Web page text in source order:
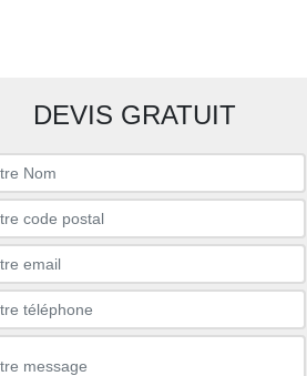
DEVIS GRATUIT